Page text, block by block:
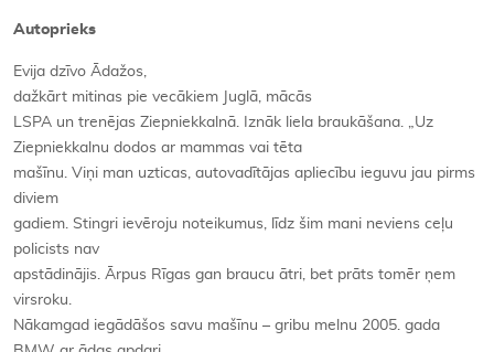
Autoprieks
Evija dzīvo Ādažos,
dažkārt mitinas pie vecākiem Juglā, mācās
LSPA un trenējas Ziepniekkalnā. Iznāk liela braukāšana. „Uz
Ziepniekkalnu dodos ar mammas vai tēta
mašīnu. Viņi man uzticas, autovadītājas apliecību ieguvu jau pirms
diviem
gadiem. Stingri ievēroju noteikumus, līdz šim mani neviens ceļu
policists nav
apstādinājis. Ārpus Rīgas gan braucu ātri, bet prāts tomēr ņem
virsroku.
Nākamgad iegādāšos savu mašīnu – gribu melnu 2005. gada